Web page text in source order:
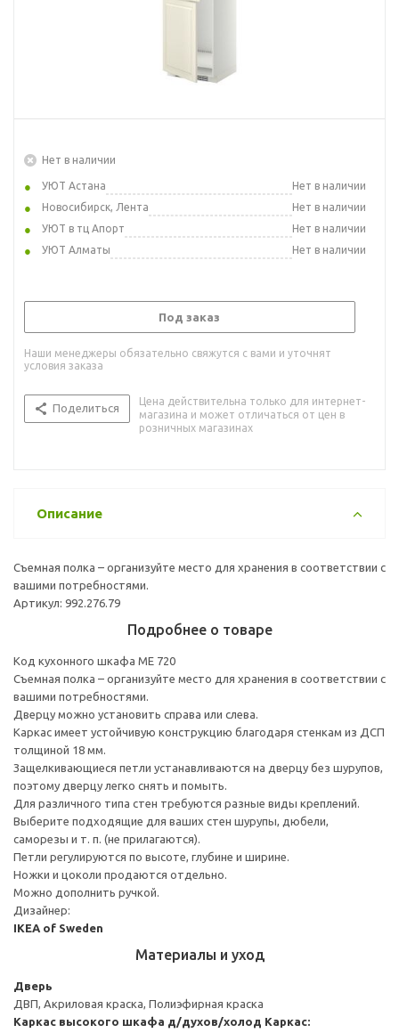
Нет в наличии
УЮТ Астана
Нет в наличии
Новосибирск, Лента
Нет в наличии
УЮТ в тц Апорт
Нет в наличии
УЮТ Алматы
Нет в наличии
Под заказ
Наши менеджеры обязательно свяжутся с вами и уточнят
условия заказа
Поделиться
Цена действительна только для интернет-
магазина и может отличаться от цен в
розничных магазинах
Описание
Съемная полка – организуйте место для хранения в соответствии с
вашими потребностями.
Артикул: 992.276.79
Подробнее о товаре
Код кухонного шкафа ME 720
Съемная полка – организуйте место для хранения в соответствии с
вашими потребностями.
Дверцу можно установить справа или слева.
Каркас имеет устойчивую конструкцию благодаря стенкам из ДСП
толщиной 18 мм.
Защелкивающиеся петли устанавливаются на дверцу без шурупов,
поэтому дверцу легко снять и помыть.
Для различного типа стен требуются разные виды креплений.
Выберите подходящие для ваших стен шурупы, дюбели,
саморезы и т. п. (не прилагаются).
Петли регулируются по высоте, глубине и ширине.
Ножки и цоколи продаются отдельно.
Можно дополнить ручкой.
Дизайнер:
IKEA of Sweden
Материалы и уход
Дверь
ДВП, Акриловая краска, Полиэфирная краска
Каркас высокого шкафа д/духов/холод Каркас: